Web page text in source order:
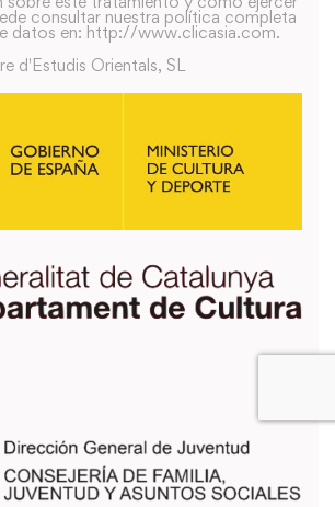
consultar nuestra política completa
datos en: http://www.clicasia.com.
d'Estudis Orientals, SL